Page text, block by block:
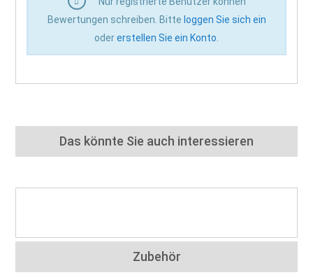
Bewertungen schreiben. Bitte loggen Sie sich ein
odererstellen Sie ein Konto
Das könnte Sie auch interessieren
Zubehör